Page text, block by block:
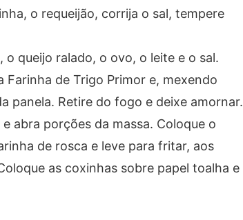
o requeijão, corrija o sal, tempere
queijo ralado, o ovo, o leite e o sal.
de Trigo Primor e, mexendo
panela. Retire do fogo e deixe amornar.
abra porções da massa. Coloque o
de rosca e leve para fritar, aos
as coxinhas sobre papel toalha e